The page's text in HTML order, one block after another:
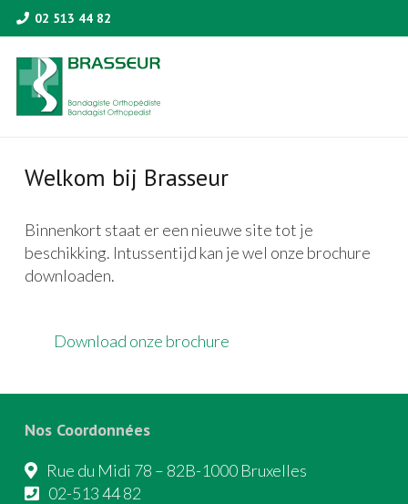
02 513 44 82
Welkom bij Brasseur
Binnenkort staat er een nieuwe site tot je
beschikking. Intussentijd kan je wel onze brochure
downloaden.
Download onze brochure
Nos Coordonnées
Rue du Midi 78 – 82B-1000 Bruxelles
02-513 44 82